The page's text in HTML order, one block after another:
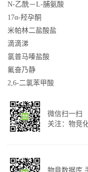
N-乙酰－L-脯氨酸
17α-羟孕酮
米帕林二盐酸盐
滴滴涕
氯普马嗪盐酸
氟奋乃静
2,6-二氯苯甲酸
微信扫一扫
关注：物竞
物竟数据库